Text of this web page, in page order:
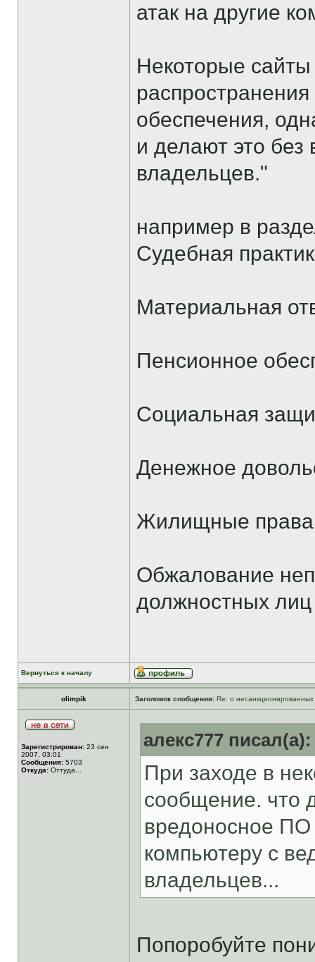
атак на другие
Некоторые
обеспечения,
и делают это
владельцев."
например в
Судебная
Материальная
Пенсионное
Социальная
Денежное
Жилищные права
Обжалование
должностных лиц
Вернуться к началу
olimpik Заголовок сообщения: Re: о несанкционированных
Зарегистрирован: 23 сен
2007, 03:01
Сообщения: 5703
Откуда: Оттуда...
алекс777 писал(а):
При заходе в
сообщение. что
вредоносное
компьютеру с
владельцев...
Попоробуйте